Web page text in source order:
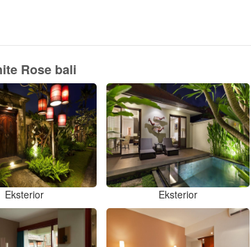
Rose bali
Eksterior Eksterior